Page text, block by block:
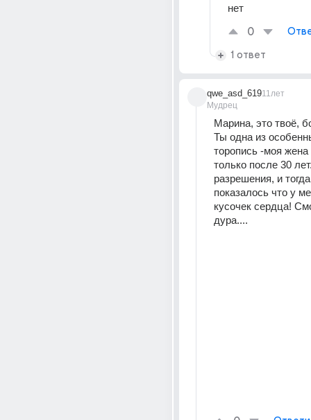
нет
0
1 ответ
qwe_asd_619
Мудрец
11лет
Марина, это твоё,
Ты одна из
торопись -моя
только после 30
разрешения, и
показалось что у
кусочек сердца!
дура....